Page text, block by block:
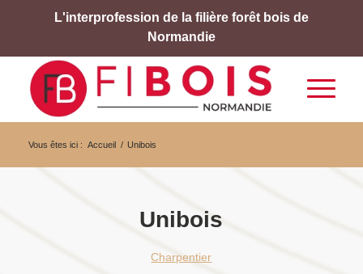
L'interprofession de la filière forêt bois de
Normandie
Vous êtes ici : Accueil / Unibois
Unibois
Charpentier